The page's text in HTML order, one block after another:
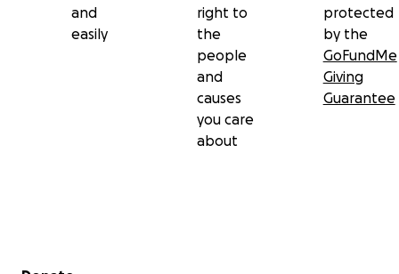
and
easily
right to
the
people
and
causes
you care
about
protected
by the
GoFundMe
Giving
Guarantee
Secondary menu